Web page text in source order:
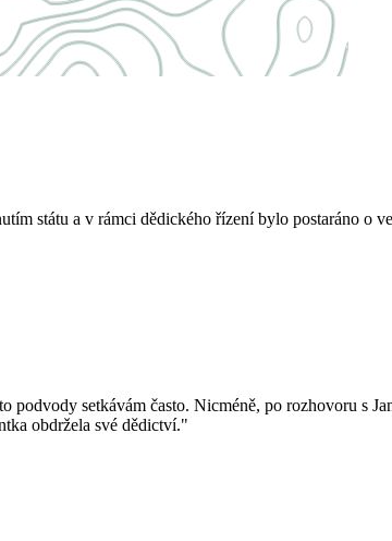
státu a v rámci dědického řízení bylo postaráno o
setkávám často. Nicméně, po rozhovoru s
obdržela své dědictví."